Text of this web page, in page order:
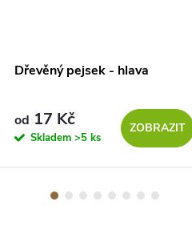
Dřevěný pejsek - hlava
od 17 Kč
Skladem >5 ks
ZOBRAZIT